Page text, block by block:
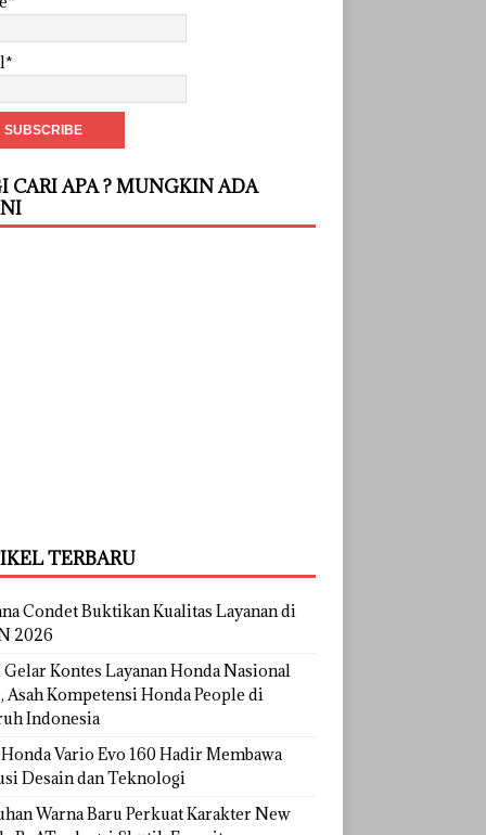
CARI APA ? MUNGKIN ADA
TERBARU
Condet Buktikan Kualitas Layanan di
2026
Kontes Layanan Honda Nasional
Asah Kompetensi Honda People di
Indonesia
Vario Evo 160 Hadir Membawa
Desain dan Teknologi
Warna Baru Perkuat Karakter New